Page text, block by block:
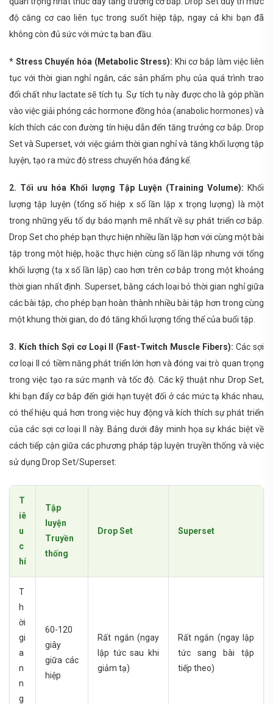
độ căng cơ cao liên tục trong suốt hiệp tập, ngay cả khi bạn đã
không còn đủ sức với mức tạ ban đầu.
* Stress Chuyển hóa (Metabolic Stress): Khi cơ bắp làm việc liên
tục với thời gian nghỉ ngắn, các sản phẩm phụ của quá trình trao
đổi chất như lactate sẽ tích tụ. Sự tích tụ này được cho là góp phần
vào việc giải phóng các hormone đồng hóa (anabolic hormones) và
kích thích các con đường tín hiệu dẫn đến tăng trưởng cơ bắp. Drop
Set và Superset, với việc giảm thời gian nghỉ và tăng khối lượng tập
luyện, tạo ra mức độ stress chuyển hóa đáng kể.
2. Tối ưu hóa Khối lượng Tập Luyện (Training Volume): Khối
lượng tập luyện (tổng số hiệp x số lần lặp x trọng lượng) là một
trong những yếu tố dự báo mạnh mẽ nhất về sự phát triển cơ bắp.
Drop Set cho phép bạn thực hiện nhiều lần lặp hơn với cùng một bài
tập trong một hiệp, hoặc thực hiện cùng số lần lặp nhưng với tổng
khối lượng (tạ x số lần lặp) cao hơn trên cơ bắp trong một khoảng
thời gian nhất định. Superset, bằng cách loại bỏ thời gian nghỉ giữa
các bài tập, cho phép bạn hoàn thành nhiều bài tập hơn trong cùng
một khung thời gian, do đó tăng khối lượng tổng thể của buổi tập.
3. Kích thích Sợi cơ Loại II (Fast-Twitch Muscle Fibers): Các sợi
cơ loại II có tiềm năng phát triển lớn hơn và đóng vai trò quan trọng
trong việc tạo ra sức mạnh và tốc độ. Các kỹ thuật như Drop Set,
khi bạn đẩy cơ bắp đến giới hạn tuyệt đối ở các mức tạ khác nhau,
có thể hiệu quả hơn trong việc huy động và kích thích sự phát triển
của các sợi cơ loại II này. Bảng dưới đây minh họa sự khác biệt về
cách tiếp cận giữa các phương pháp tập luyện truyền thống và việc
sử dụng Drop Set/Superset:
T
iê
u
c
hí
Tập
luyện
Truyền
thống
Drop Set Superset
T
h
ời
gi
a
n
n
g
60-120
giây
giữa các
hiệp
Rất ngắn (ngay
lập tức sau khi
giảm tạ)
Rất ngắn (ngay lập
tức sang bài tập
tiếp theo)